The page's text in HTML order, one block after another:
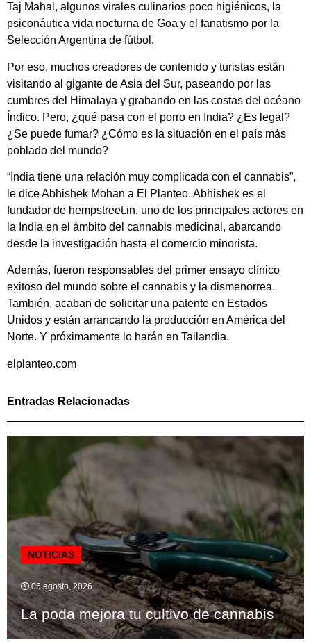
Taj Mahal, algunos virales culinarios poco higiénicos, la
psiconáutica vida nocturna de Goa y el fanatismo por la
Selección Argentina de fútbol.
Por eso, muchos creadores de contenido y turistas están
visitando al gigante de Asia del Sur, paseando por las
cumbres del Himalaya y grabando en las costas del océano
Índico. Pero, ¿qué pasa con el porro en India? ¿Es legal?
¿Se puede fumar? ¿Cómo es la situación en el país más
poblado del mundo?
“India tiene una relación muy complicada con el cannabis”,
le dice Abhishek Mohan a El Planteo. Abhishek es el
fundador de hempstreet.in, uno de los principales actores en
la India en el ámbito del cannabis medicinal, abarcando
desde la investigación hasta el comercio minorista.
Además, fueron responsables del primer ensayo clínico
exitoso del mundo sobre el cannabis y la dismenorrea.
También, acaban de solicitar una patente en Estados
Unidos y están arrancando la producción en América del
Norte. Y próximamente lo harán en Tailandia.
elplanteo.com
Entradas Relacionadas
NOTICIAS
05 agosto, 2026
La poda mejora tu cultivo de cannabis